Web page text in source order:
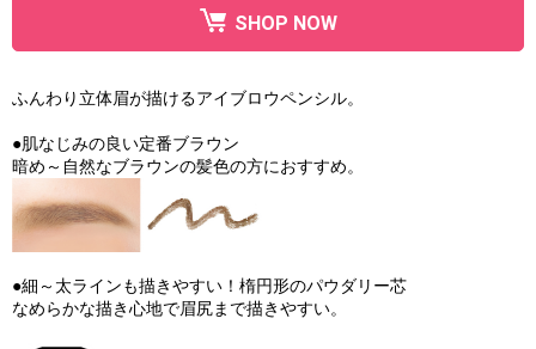
SHOP NOW
ふんわり立体眉が描けるアイブロウペンシル。
●肌なじみの良い定番ブラウン
暗め～自然なブラウンの髪色の方におすすめ。
●細～太ラインも描きやすい！楕円形のパウダリー芯
なめらかな描き心地で眉尻まで描きやすい。